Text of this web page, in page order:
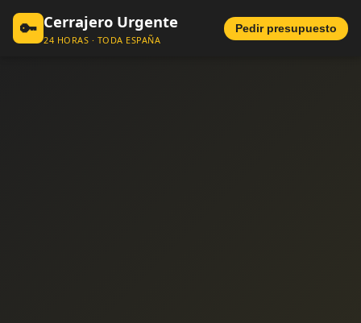
🔑 Cerrajero Urgente
24 HORAS · TODA ESPAÑA
Pedir presupuesto